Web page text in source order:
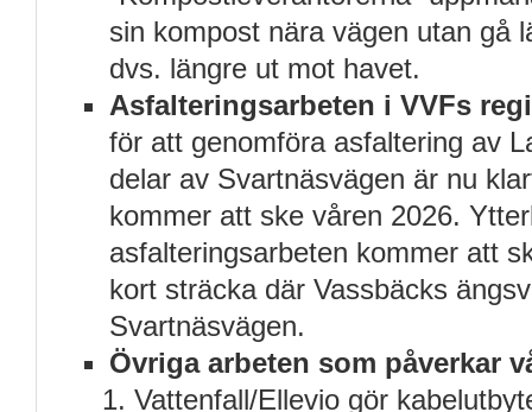
sin kompost nära vägen utan gå
dvs. längre ut mot havet.
Asfalteringsarbeten i VVFs regi
för att genomföra asfaltering av
delar av Svartnäsvägen är nu
kommer att ske våren 2026.
asfalteringsarbeten kommer att
kort sträcka där Vassbäcks
Svartnäsvägen.
Övriga arbeten som påverkar
Vattenfall/Ellevio gör